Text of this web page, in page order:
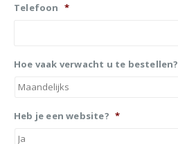
Telefoon *
Hoe vaak verwacht u te bestellen?
Heb je een website? *